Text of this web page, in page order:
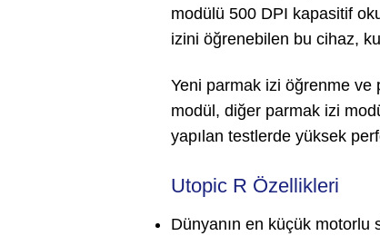
modülü 500 DPI kapasitif
izini öğrenebilen bu cihaz,
Yeni parmak izi öğrenme ve
modül, diğer parmak izi
yapılan testlerde yüksek
Utopic R Özellikleri
Dünyanın en küçük motorlu